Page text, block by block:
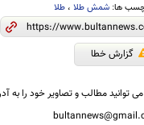
ها: شمش طلا، طلا
گزارش خطا
توانید مطالب و تصاویر خود را به